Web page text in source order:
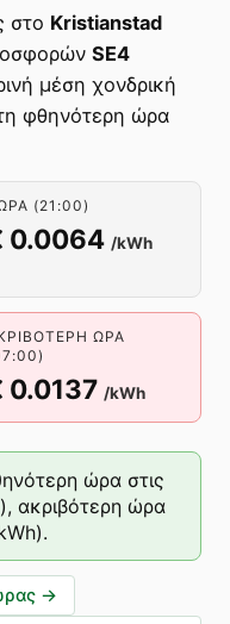
στο Kristianstad
SE4
μέση χονδρική
φθηνότερη ώρα
(21:00)
0.0064 /kWh
ΏΡΑ
0.0137 /kWh
ώρα στις
ακριβότερη ώρα
→